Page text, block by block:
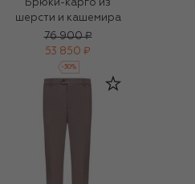
Брюки-карго из
шерсти и кашемира
76 900 ₽
53 850 ₽
-30%